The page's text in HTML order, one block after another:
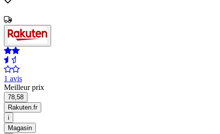
1 avis
Meilleur prix
78,58
Rakuten.fr
i
Magasin